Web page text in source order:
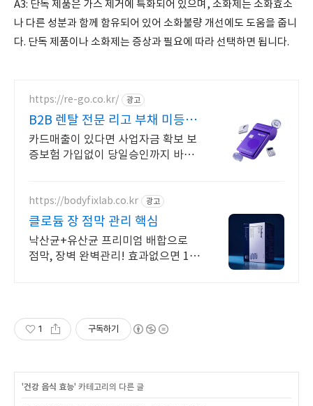
A3: 단독 제품은 가스 제거에 특화되어 있으며, 소화제는 소화효소
나 다른 성분과 함께 함유되어 있어 소화불량 개선에도 도움을 줍니
다. 단독 제품이나 소화제는 증상과 필요에 따라 선택하면 됩니다.
https://re-go.co.kr/ 광고
B2B 렌탈 전문 리고 부채 미등
재, 전액 비용처리
카드매출이 있다면 사업자금 확보 보
증보험 가입없이 당일승인까지 바로
https://bodyfixlab.co.kr 광고
클로듐 장 점막 관리 핵심
낙산균+유산균 프리미엄 배합으로
점막, 장벽 완벽관리! 효과없으면 10
1 구독하기
'건강 음식 효능' 카테고리의 다른 글